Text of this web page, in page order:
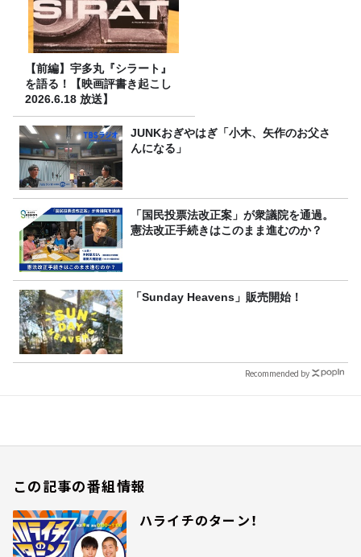
【前編】宇多丸『シラート』
を語る！【映画評書き起こし
2026.6.18 放送】
JUNKおぎやはぎ「小木、矢作のお父さ
んになる」
「国民投票法改正案」が衆議院を通過。
憲法改正手続きはこのまま進むのか？
「Sunday Heavens」販売開始！
Recommended by
この記事の番組情報
ハライチのターン！